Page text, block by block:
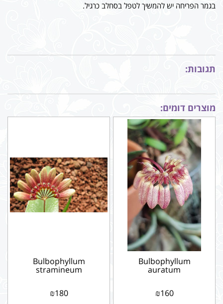
בגמר הפריחה יש להמשיך לטפל בסחלב כרגיל.
תגובות:
מוצרים דומים:
Bulbophyllum
auratum
₪160
Bulbophyllum
stramineum
₪180